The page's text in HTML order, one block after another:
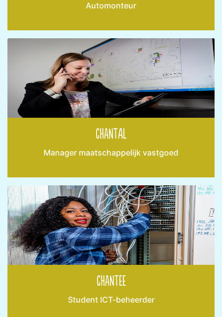
Automonteur
Chantal
Manager maatschappelijk vastgoed
Chantee
Student ICT-beheerder